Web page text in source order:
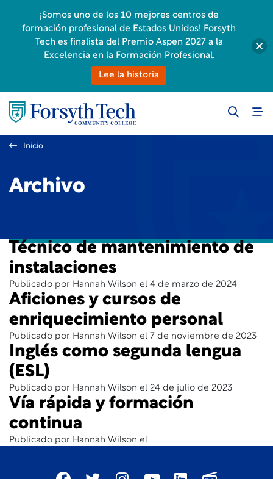
Inicio
Archivo
Técnico de mantenimiento de
instalaciones
Publicado por Hannah Wilson el 4 de marzo de 2024
Aficiones y cursos de
enriquecimiento personal
Publicado por Hannah Wilson el 7 de noviembre de 2023
Inglés como segunda lengua
(ESL)
Publicado por Hannah Wilson el 24 de julio de 2023
Vía rápida y formación
continua
Publicado por Hannah Wilson el
¡Somos uno de los 10 mejores centros de
formación profesional de Estados Unidos! Forsyth
Tech es finalista del Premio Aspen 2027 a la
Excelencia en la Formación Profesional.
Lee la historia